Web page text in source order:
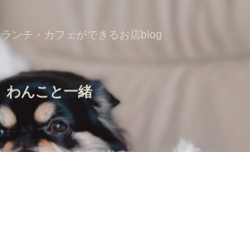
ランチ・カフェができるお店blog
わんこと一緒